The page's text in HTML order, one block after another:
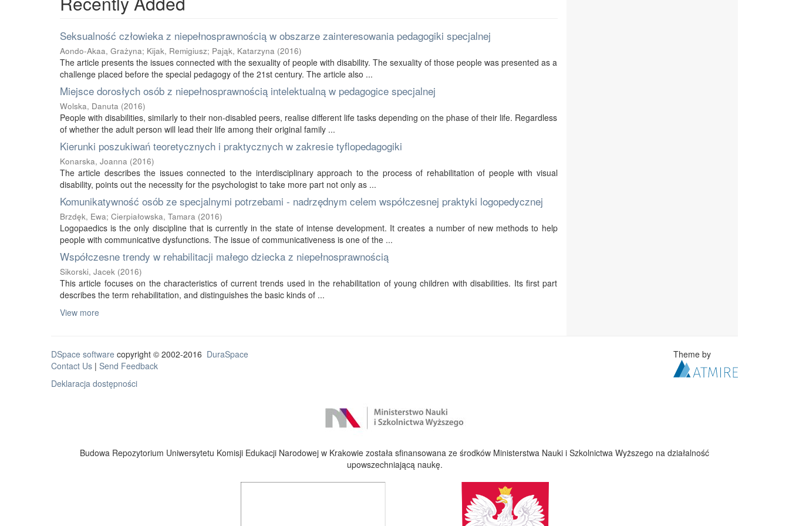
Seksualność człowieka z niepełnosprawnością w obszarze zainteresowania pedagogiki specjalnej
Aondo-Akaa, Grażyna; Kijak, Remigiusz; Pająk, Katarzyna (2016)
The article presents the issues connected with the sexuality of people with disability. The sexuality of those people was presented as a
challenge placed before the special pedagogy of the 21st century. The article also ...
Miejsce dorosłych osób z niepełnosprawnością intelektualną w pedagogice specjalnej
Wolska, Danuta (2016)
People with disabilities, similarly to their non-disabled peers, realise different life tasks depending on the phase of their life. Regardless
of whether the adult person will lead their life among their original family ...
Kierunki poszukiwań teoretycznych i praktycznych w zakresie tyflopedagogiki
Konarska, Joanna (2016)
The article describes the issues connected to the interdisciplinary approach to the process of rehabilitation of people with visual
disability, points out the necessity for the psychologist to take more part not only as ...
Komunikatywność osób ze specjalnymi potrzebami - nadrzędnym celem współczesnej praktyki logopedycznej
Brzdęk, Ewa; Cierpiałowska, Tamara (2016)
Logopaedics is the only discipline that is currently in the state of intense development. It creates a number of new methods to help
people with communicative dysfunctions. The issue of communicativeness is one of the ...
Współczesne trendy w rehabilitacji małego dziecka z niepełnosprawnością
Sikorski, Jacek (2016)
This article focuses on the characteristics of current trends used in the rehabilitation of young children with disabilities. Its first part
describes the term rehabilitation, and distinguishes the basic kinds of ...
View more
DSpace software copyright © 2002-2016 DuraSpace
Contact Us | Send Feedback
Deklaracja dostępności
Theme by
Budowa Repozytorium Uniwersytetu Komisji Edukacji Narodowej w Krakowie została sfinansowana ze środków Ministerstwa Nauki i Szkolnictwa Wyższego na działalność
upowszechniającą naukę.